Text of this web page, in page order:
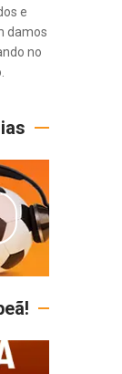
e
damos
no